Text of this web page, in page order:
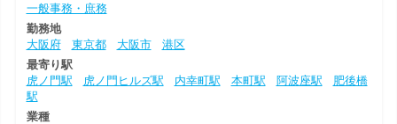
一般事務・庶務
勤務地
大阪府
東京都 大阪市
港区
最寄り駅
虎ノ門駅
虎ノ門ヒルズ駅 内幸町駅 本町駅 阿波座駅
肥後橋
駅
業種